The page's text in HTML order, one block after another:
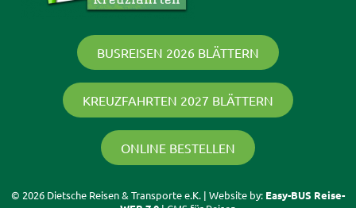
BUSREISEN 2026 BLÄTTERN
KREUZFAHRTEN 2027 BLÄTTERN
ONLINE BESTELLEN
© 2026 Dietsche Reisen & Transporte e.K. | Website by: Easy-BUS Reise-